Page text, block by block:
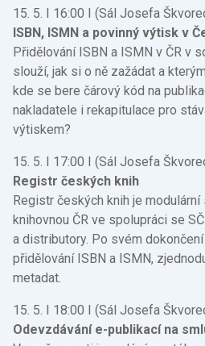
15. 5. I 16:00 I (Sál Josefa
ISBN, ISMN a povinný výtisk v
Přidělování ISBN a ISMN v ČR v
slouží, jak si o ně zažádat a
kde se bere čárový kód na
nakladatele i rekapitulace pro
výtiskem?
15. 5. I 17:00 I (Sál Josefa
Registr českých knih
Registr českých knih je
knihovnou ČR ve spolupráci se
a distributory. Po svém
přidělování ISBN a ISMN,
metadat.
15. 5. I 18:00 I (Sál Josefa
Odevzdávání e-publikací na